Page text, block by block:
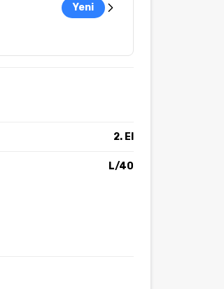
Yeni
2. El
L/40